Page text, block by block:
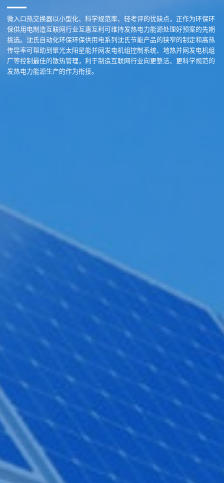
微入口热交换器以小型化、科学规范率、轻考评的优缺点，正作为环保环
保供用电制造互联网行业互惠互利可维持发热电力能源处理好预案的先期
挑选。沈氏自动化环保环保供用电系列沈氏节能产品的狭窄的制定和高热
传导率可帮助到聚光太阳星能并网发电机组控制系统、地热并网发电机组
厂等控制最佳的散热管理，利于制造互联网行业向更整洁、更科学规范的
发热电力能源生产的作为衔接。